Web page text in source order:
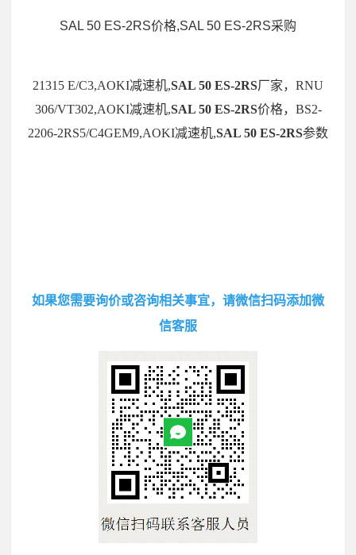
SAL 50 ES-2RS价格,SAL 50 ES-2RS采购
21315 E/C3,AOKI减速机,SAL 50 ES-2RS厂家，RNU
306/VT302,AOKI减速机,SAL 50 ES-2RS价格，BS2-
2206-2RS5/C4GEM9,AOKI减速机,SAL 50 ES-2RS参数
如果您需要询价或咨询相关事宜，请微信扫码添加微
信客服